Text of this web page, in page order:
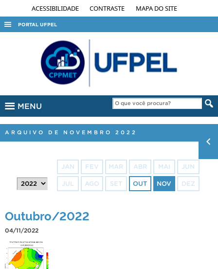
ACESSIBILIDADE CONTRASTE MAPA DO SITE
PORTAL UFPEL
ACESSO À INFORMAÇÃO
AUDITORIA
EDITAIS
INTERNACIONAL
MENU
ARQUIVO DE NOVEMBRO 2022
JAN FEV MAR ABR MAI JUN
JUL AGO SET OUT NOV DEZ
Outubro/2022
04/11/2022